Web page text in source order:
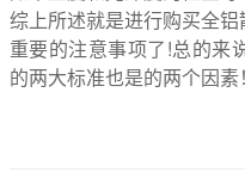
综上所述就是进行购买全
重要的注意事项了!总的来
的两大标准也是的两个因